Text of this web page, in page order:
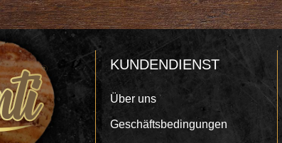
KUNDENDIENST
Über uns
Geschäftsbedingungen